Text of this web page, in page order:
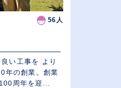
56人
い工事を より
年の創業。創業
周年を迎...